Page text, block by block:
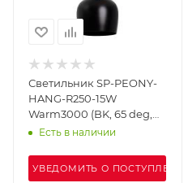
Светильник SP-PEONY-
HANG-R250-15W
Warm3000 (BK, 65 deg,
230V) (Arlight, IP20
Есть в наличии
УВЕДОМИТЬ О ПОСТУПЛЕНИИ